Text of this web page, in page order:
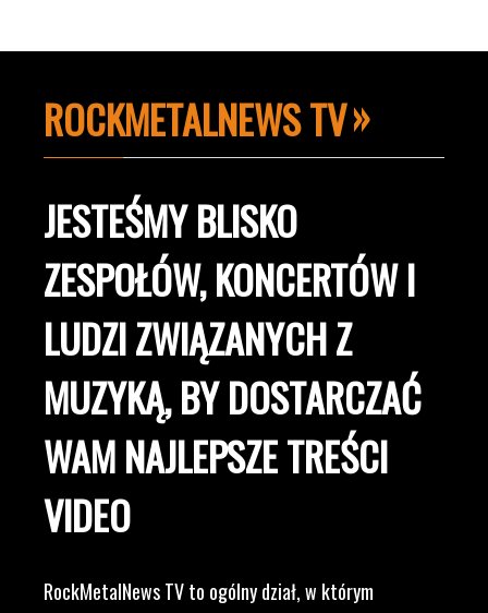
ROCKMETALNEWS TV
JESTEŚMY BLISKO
ZESPOŁÓW, KONCERTÓW I
LUDZI ZWIĄZANYCH Z
MUZYKĄ, BY DOSTARCZAĆ
WAM NAJLEPSZE TREŚCI
VIDEO
RockMetalNews TV to ogólny dział, w którym